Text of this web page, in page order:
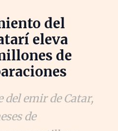
del
eleva
de
emir de Catar,
de